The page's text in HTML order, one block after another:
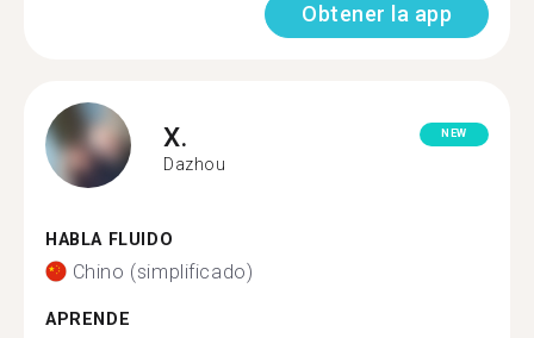
Obtener la app
X.
Dazhou
NEW
HABLA FLUIDO
Chino (simplificado)
APRENDE